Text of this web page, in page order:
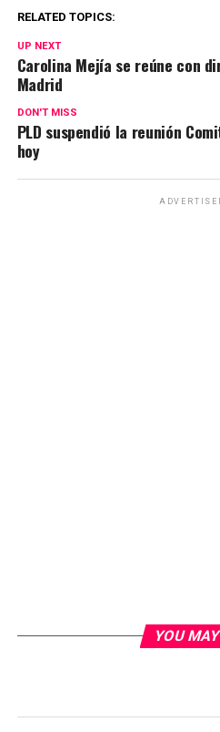
RELATED TOPICS:
UP NEXT
Carolina Mejía se reúne con
Madrid
DON'T MISS
PLD suspendió la reunión
hoy
YOU